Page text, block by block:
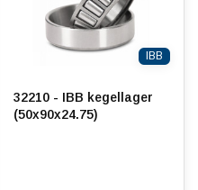
IBB
32210 - IBB kegellager
(50x90x24.75)